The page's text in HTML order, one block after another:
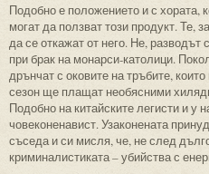
Подобно е положението и с
могат да ползват този продукт. Те,
да се откажат от него. Не,
при брак на монарси-католици.
дрънчат с оковите на тръбите,
сезон ще плащат необясними
Подобно на китайските легисти и у
човеконенавист. Узаконената
съседа и си мисля, че, не след
криминалистиката – убийства с